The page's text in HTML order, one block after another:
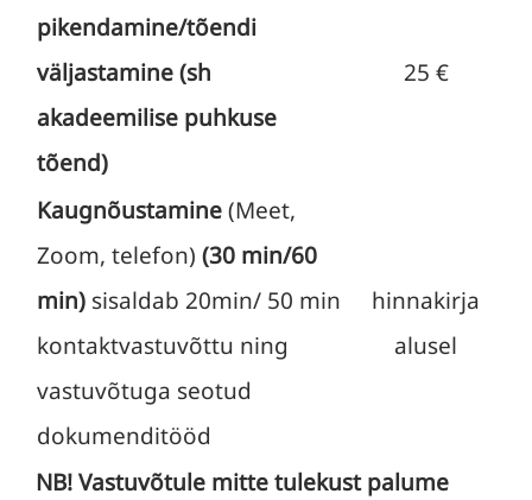
pikendamine/tõendi
väljastamine (sh
akadeemilise puhkuse
tõend)
25 €
Kaugnõustamine(Meet,
Zoom, telefon) (30 min/60
min) sisaldab 20min/ 50 min
kontaktvastuvõttu ning
vastuvõtuga seotud
dokumenditööd
hinnakirja
alusel
NB!Vastuvõtule mitte tulekust palume